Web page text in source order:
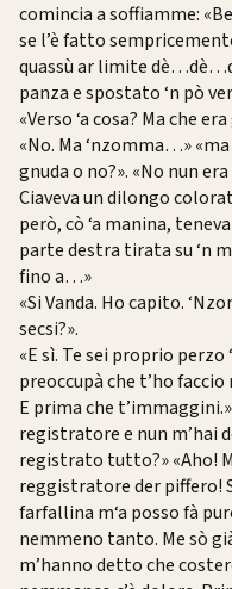
comincia a soffiamme:
se l’è fatto
quassù ar limite
panza e spostato ‘n pò
«Verso ‘a cosa? Ma che
«No. Ma ‘nzomma…»
gnuda o no?». «No nun
Ciaveva un dilongo
però, cò ‘a manina,
parte destra tirata su ‘n
fino a…»
«Si Vanda. Ho capito.
secsi?».
«E sì. Te sei proprio
preoccupà che t’ho faccio
E prima che
registratore e nun m’hai
registrato tutto?» «Aho!
reggistratore der piffero!
farfallina m‘a posso fà
nemmeno tanto. Me sò
m’hanno detto che